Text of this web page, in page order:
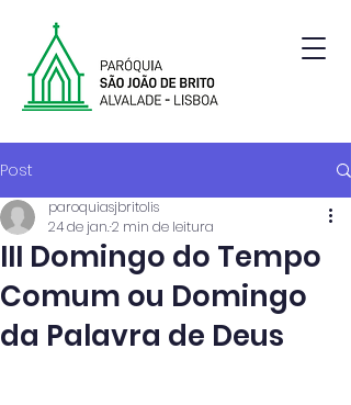
Post
III Domingo do Tempo
Comum ou Domingo
da Palavra de Deus
paroquiasjbritolis
24 de jan.2 min de leitura